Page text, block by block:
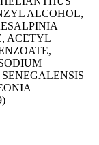
ALCOHOL,
ACETYL